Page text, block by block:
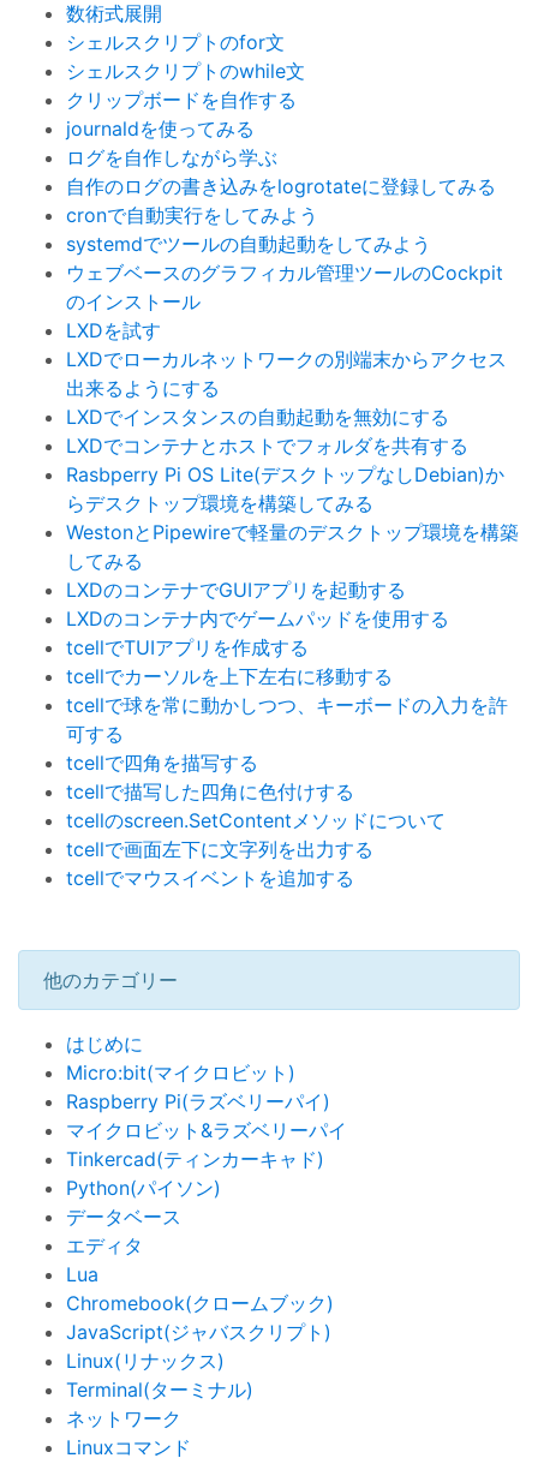
数術式展開
シェルスクリプトのfor文
シェルスクリプトのwhile文
クリップボードを自作する
journaldを使ってみる
ログを自作しながら学ぶ
自作のログの書き込みをlogrotateに登録してみる
cronで自動実行をしてみよう
systemdでツールの自動起動をしてみよう
ウェブベースのグラフィカル管理ツールのCockpit
のインストール
LXDを試す
LXDでローカルネットワークの別端末からアクセス
出来るようにする
LXDでインスタンスの自動起動を無効にする
LXDでコンテナとホストでフォルダを共有する
Rasbperry Pi OS Lite(デスクトップなしDebian)か
らデスクトップ環境を構築してみる
WestonとPipewireで軽量のデスクトップ環境を構築
してみる
LXDのコンテナでGUIアプリを起動する
LXDのコンテナ内でゲームパッドを使用する
tcellでTUIアプリを作成する
tcellでカーソルを上下左右に移動する
tcellで球を常に動かしつつ、キーボードの入力を許
可する
tcellで四角を描写する
tcellで描写した四角に色付けする
tcellのscreen.SetContentメソッドについて
tcellで画面左下に文字列を出力する
tcellでマウスイベントを追加する
他のカテゴリー
はじめに
Micro:bit(マイクロビット)
Raspberry Pi(ラズベリーパイ)
マイクロビット&ラズベリーパイ
Tinkercad(ティンカーキャド)
Python(パイソン)
データベース
エディタ
Lua
Chromebook(クロームブック)
JavaScript(ジャバスクリプト)
Linux(リナックス)
Terminal(ターミナル)
ネットワーク
Linuxコマンド